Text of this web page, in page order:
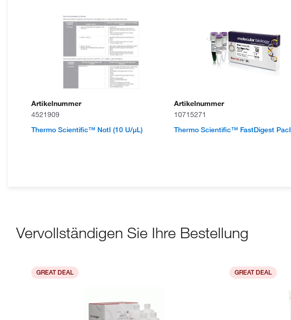
Artikelnummer
4521909
Thermo Scientific™ NotI (10 U/μL)
Artikelnummer
10715271
Thermo Scientific™ FastDigest PacI
Vervollständigen Sie Ihre Bestellung
GREAT DEAL GREAT DEAL